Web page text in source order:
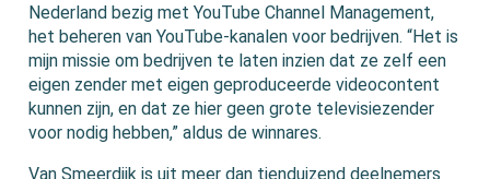
Nederland bezig met YouTube Channel Management,
het beheren van YouTube-kanalen voor bedrijven. “Het is
mijn missie om bedrijven te laten inzien dat ze zelf een
eigen zender met eigen geproduceerde videocontent
kunnen zijn, en dat ze hier geen grote televisiezender
voor nodig hebben,” aldus de winnares.
Van Smeerdijk is uit meer dan tienduizend deelnemers